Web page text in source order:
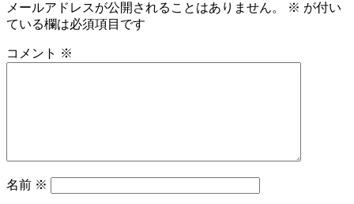
メールアドレスが公開されることはありません。 ※ が付い
ている欄は必須項目です
コメント ※
名前 ※